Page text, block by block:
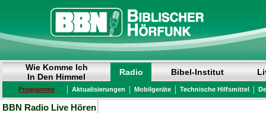
Wie Komme Ich
In Den Himmel
Radio Bibel-Institut
Programme | Aktualisierungen | Mobilgeräte | Technische Hilfsmittel |
BBN Radio Live Hören